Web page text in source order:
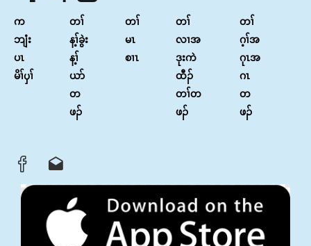
က
ဘျံး
ပၤ
မိၢ်ၦၢ်
တၢ်
န့ၢ်ခွဲး
န့ၢ်
ယာ်
တ
ဖၣ်
တၢ်
မၤ
စၢၤ
တၢ်
လၢအ
ဒုးကဲ
ထီၣ်
တၢ်တ
ဖၣ်
တၢ်
ဂ့ၢ်အ
ဂုၤအ
ဂၤ
တ
ဖၣ်